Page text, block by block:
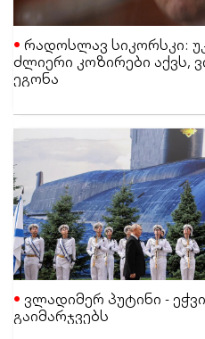
რადოსლავ სიკორსკი:
ძლიერი კოზირები
ეგონა
ვლადიმერ პუტინი -
გაიმარჯვებს